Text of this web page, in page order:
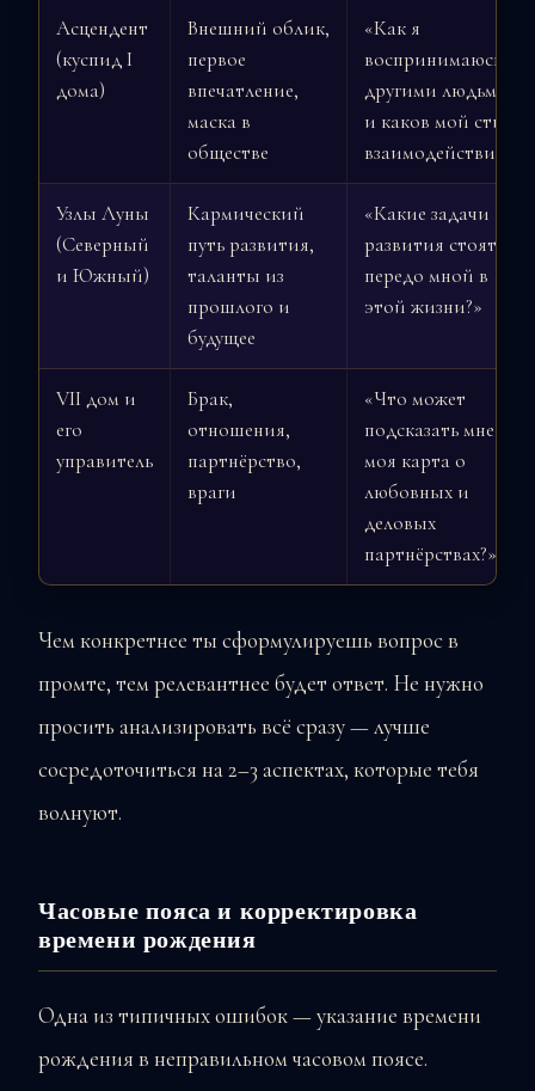
Асцендент
(куспид I
дома)
Внешний облик,
первое
впечатление,
маска в
обществе
«Как я
воспринимаюсь
другими людьми
и каков мой стиль
взаимодействия?»
Узлы Луны
(Северный
и Южный)
Кармический
путь развития,
таланты из
прошлого и
будущее
«Какие задачи
развития стоят
передо мной в
этой жизни?»
VII дом и
его
управитель
Брак,
отношения,
партнёрство,
враги
«Что может
подсказать мне
моя карта о
любовных и
деловых
партнёрствах?»
Чем конкретнее ты сформулируешь вопрос в
промте, тем релевантнее будет ответ. Не нужно
просить анализировать всё сразу — лучше
сосредоточиться на 2–3 аспектах, которые тебя
волнуют.
Часовые пояса и корректировка
времени рождения
Одна из типичных ошибок — указание времени
рождения в неправильном часовом поясе.